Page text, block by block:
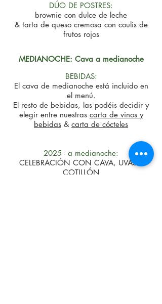
DÚO DE POSTRES:
brownie con dulce de leche
& tarta de queso cremosa con coulis de
frutos rojos
MEDIANOCHE: Cava a medianoche
BEBIDAS:
El cava de medianoche está incluido en
el menú.
El resto de bebidas, las podéis decidir y
elegir entre nuestras carta de vinos y
bebidas & carta de cócteles
2025 - a medianoche:
CELEBRACIÓN CON CAVA, UVAS Y
COTILLÓN